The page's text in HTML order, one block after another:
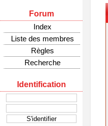
Forum
Index
Liste des membres
Règles
Recherche
Identification